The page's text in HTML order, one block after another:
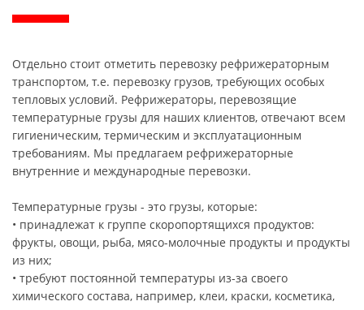
Отдельно стоит отметить перевозку рефрижераторным
транспортом, т.е. перевозку грузов, требующих особых
тепловых условий. Рефрижераторы, перевозящие
температурные грузы для наших клиентов, отвечают всем
гигиеническим, термическим и эксплуатационным
требованиям. Мы предлагаем рефрижераторные
внутренние и международные перевозки.
Температурные грузы - это грузы, которые:
• принадлежат к группе скоропортящихся продуктов:
фрукты, овощи, рыба, мясо-молочные продукты и продукты
из них;
• требуют постоянной температуры из-за своего
химического состава, например, клеи, краски, косметика,